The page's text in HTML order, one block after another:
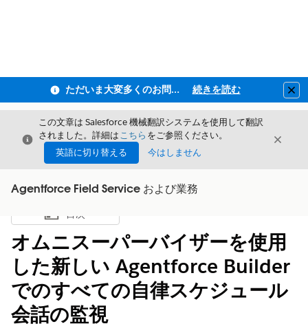
ただいま大変多くのお問い合わせをいただいており、ご連絡までにお時間を頂戴しております 続きを読む
閉じる
この文章は Salesforce 機械翻訳システムを使用して翻訳
されました。詳細はこちら をご参照ください。
英語に切り替える
今はしません
閉じる
Agentforce Field Service および業務
目次を表示
目次
オムニスーパーバイザーを使用
した新しい Agentforce Builder
でのすべての自律スケジュール
会話の監視